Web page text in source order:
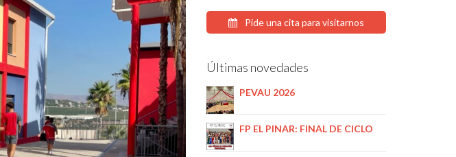
Pide una cita para visitarnos
Últimas novedades
PEVAU 2026
FP EL PINAR: FINAL DE CICLO